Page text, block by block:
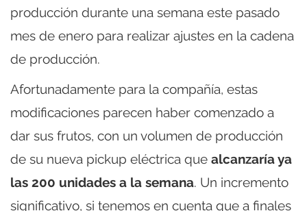
producción durante una semana este pasado
mes de enero para realizar ajustes en la cadena
de producción.
Afortunadamente para la compañía, estas
modificaciones parecen haber comenzado a
dar sus frutos, con un volumen de producción
de su nueva pickup eléctrica que alcanzaría ya
las 200 unidades a la semana. Un incremento
significativo, si tenemos en cuenta que a finales